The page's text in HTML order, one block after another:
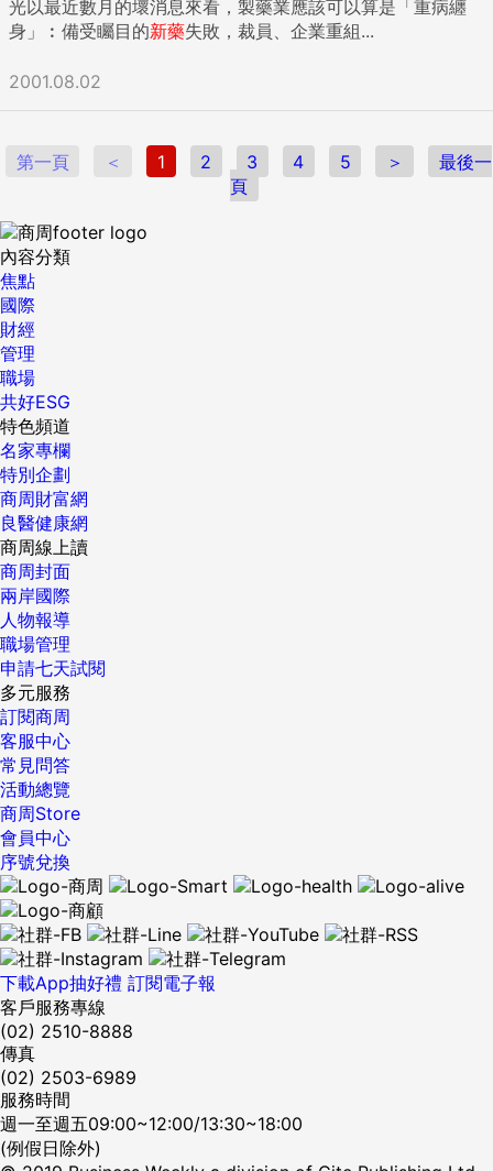
光以最近數月的壞消息來看，製藥業應該可以算是「重病纏
身」︰備受矚目的新藥失敗，裁員、企業重組...
2001.08.02
第一頁 ＜ 1 2 3 4 5 ＞
最後一
頁
內容分類
焦點
國際
財經
管理
職場
共好ESG
特色頻道
名家專欄
特別企劃
商周財富網
良醫健康網
商周線上讀
商周封面
兩岸國際
人物報導
職場管理
申請七天試閱
多元服務
訂閱商周
客服中心
常見問答
活動總覽
商周Store
會員中心
序號兌換
下載App抽好禮 訂閱電子報
客戶服務專線
(02) 2510-8888
傳真
(02) 2503-6989
服務時間
週一至週五09:00~12:00/13:30~18:00
(例假日除外)